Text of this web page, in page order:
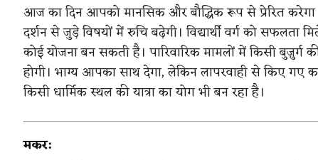
आज का दिन आपको मानसिक और बौद्धिक रूप से प्रेरित करेगा।
दर्शन से जुड़े विषयों में रुचि बढ़ेगी। विद्यार्थी वर्ग को सफलता
कोई योजना बन सकती है। पारिवारिक मामलों में किसी बुज़ुर्ग
होगी। भाग्य आपका साथ देगा, लेकिन लापरवाही से किए गए
किसी धार्मिक स्थल की यात्रा का योग भी बन रहा है।
मकर: